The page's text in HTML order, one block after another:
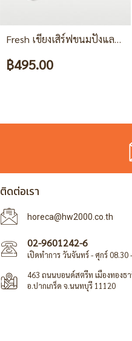
฿495.00
ติดต่อเรา
horeca@hw2000.co.th
02-9601242-6
เปิดทำการ วันจันทร์ - ศุกร์ 08.30
463 ถนนบอนด์สตรีท เมืองทองธ
อ.ปากเกร็ด จ.นนทบุรี 11120